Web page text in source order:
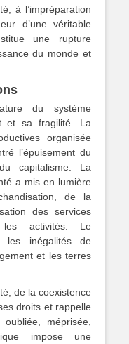
à l’impréparation
d’une véritable
une rupture
du monde et
du système
et sa fragilité. La
organisée
l’épuisement du
capitalisme. La
a mis en lumière
de la
des services
activités. Le
les inégalités de
et les terres
de la coexistence
droits et rappelle
méprisée,
impose une